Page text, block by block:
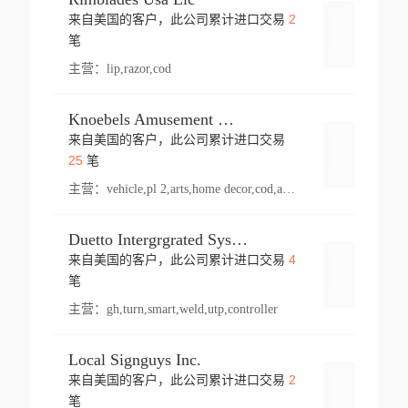
来自美国的客户，此公司累计进口交易 2
笔
主营： lip,razor,cod
Knoebels Amusement Resort
来自美国的客户，此公司累计进口交易
25笔
主营： vehicle,pl 2,arts,home decor,cod,amusement ride,sea
Duetto Intergrgrated Systems Inc.
来自美国的客户，此公司累计进口交易 4
笔
主营： gh,turn,smart,weld,utp,controller
Local Signguys Inc.
来自美国的客户，此公司累计进口交易 2
笔